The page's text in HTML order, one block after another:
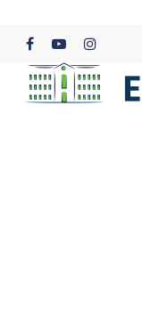
content
facebookyoutubeinstagram